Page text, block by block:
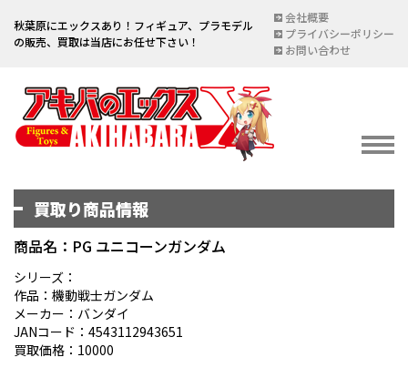
秋葉原にエックスあり！フィギュア、プラモデル
の販売、買取は当店にお任せ下さい！
会社概要
プライバシーポリシー
お問い合わせ
イベント情報
宅配買取のご案内
DELIVERY PURCHASE
買取お申し込み
ASSESSMENT
買取り商品情報
商品名：PG ユニコーンガンダム
シリーズ：
作品：機動戦士ガンダム
メーカー：バンダイ
JANコード：4543112943651
買取価格：10000